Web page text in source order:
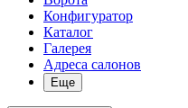
Конфигуратор
Каталог
Галерея
Адреса салонов
Еще